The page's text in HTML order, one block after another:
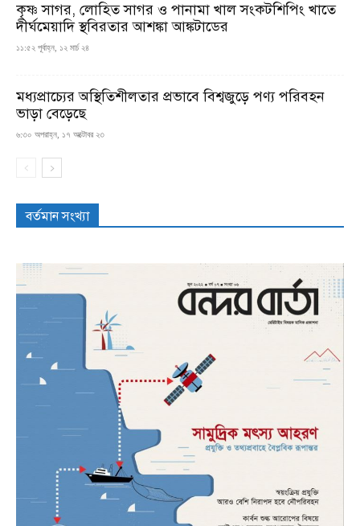
কৃষ্ণ সাগর, লোহিত সাগর ও পানামা খাল সংকটশিপিং খাতে
দীর্ঘমেয়াদি স্থবিরতার আশঙ্কা আঙ্কটাডের
১১:৫২ পূর্বাহ্ন, ১২ মার্চ ২৪
মধ্যপ্রাচ্যের অস্থিতিশীলতার প্রভাবে বিশ্বজুড়ে পণ্য পরিবহন
ভাড়া বেড়েছে
৬:৩০ অপরাহ্ন, ১৭ অক্টোবর ২৩
বর্তমান সংখ্যা